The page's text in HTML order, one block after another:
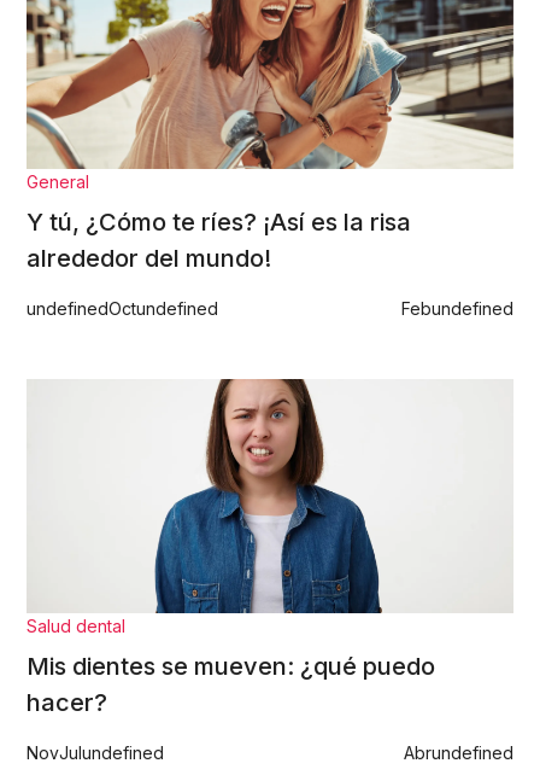
General
Y tú, ¿Cómo te ríes? ¡Así es la risa
alrededor del mundo!
undefinedOctundefined Febundefined
Salud dental
Mis dientes se mueven: ¿qué puedo
hacer?
NovJulundefined Abrundefined